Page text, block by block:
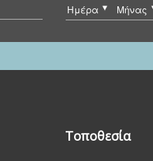
Ημέρα Μήνας
Τοποθεσία